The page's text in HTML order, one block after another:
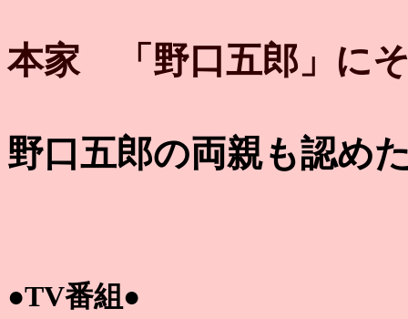
本家 「野口五郎」に
野口五郎の両親も認め
●TV番組●